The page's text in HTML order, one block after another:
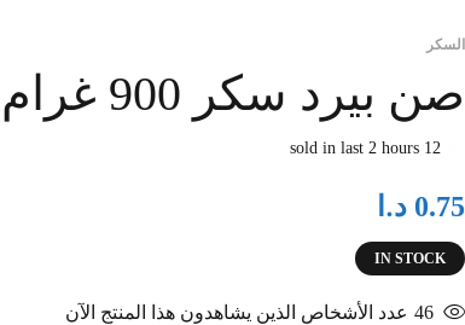
السكر
صن بيرد سكر 900 غرام
12 sold in last 2 hours
0.75 د.ا
IN STOCK
46 عدد الأشخاص الذين يشاهدون هذا المنتج الآن